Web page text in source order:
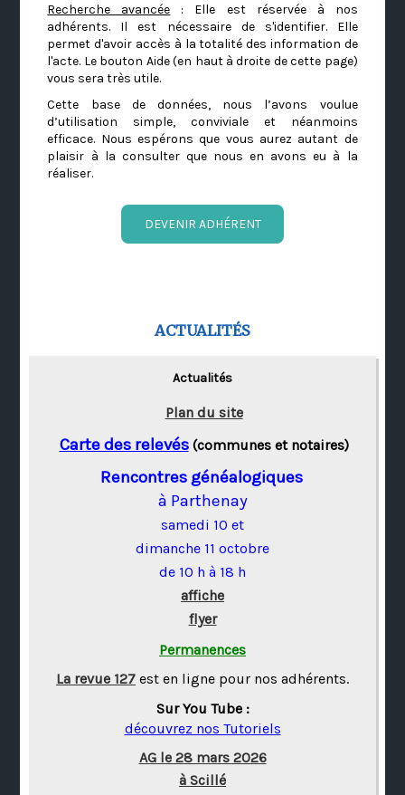
Recherche avancée : Elle est réservée à nos
adhérents. Il est nécessaire de s'identifier. Elle
permet d'avoir accès à la totalité des information de
l'acte. Le bouton Aide (en haut à droite de cette page)
vous sera très utile.
Cette base de données, nous l’avons voulue
d’utilisation simple, conviviale et néanmoins
efficace. Nous espérons que vous aurez autant de
plaisir à la consulter que nous en avons eu à la
réaliser.
DEVENIR ADHÉRENT
ACTUALITÉS
Actualités
Plan du site
Carte des relevés(communes et notaires)
Rencontres généalogiques
à Parthenay
samedi 10 et
dimanche 11 octobre
de 10 h à 18 h
affiche
flyer
Permanences
La revue 127 est en ligne pour nos adhérents.
Sur You Tube :
découvrez nos Tutoriels
AG le 28 mars 2026
à Scillé